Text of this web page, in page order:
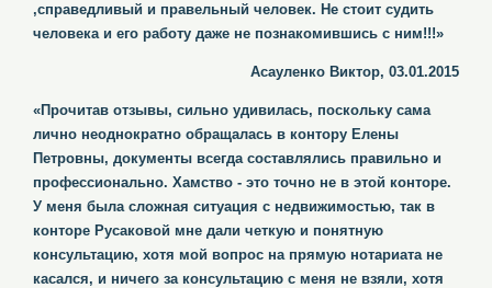
,справедливый и правельный человек. Не стоит судить
человека и его работу даже не познакомившись с ним!!!»
Асауленко Виктор, 03.01.2015
«Прочитав отзывы, сильно удивилась, поскольку сама
лично неоднократно обращалась в контору Елены
Петровны, документы всегда составлялись правильно и
профессионально. Хамство - это точно не в этой конторе.
У меня была сложная ситуация с недвижимостью, так в
конторе Русаковой мне дали четкую и понятную
консультацию, хотя мой вопрос на прямую нотариата не
касался, и ничего за консультацию с меня не взяли, хотя